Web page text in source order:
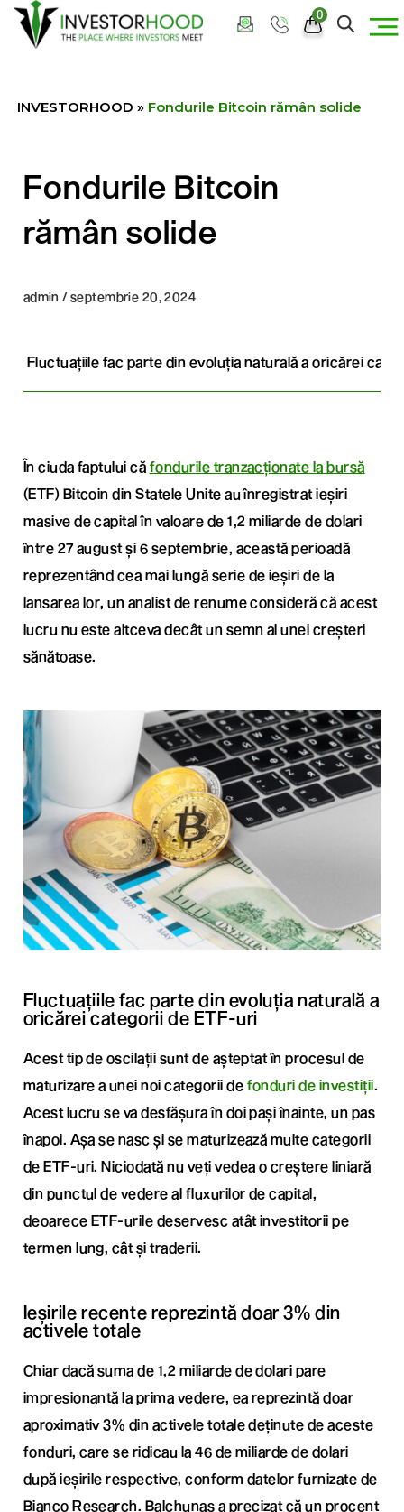
0
INVESTORHOOD » Fondurile Bitcoin rămân solide
Fondurile Bitcoin
rămân solide
admin / septembrie 20, 2024
Fluctuațiile fac parte din evoluția naturală a oricărei
În ciuda faptului că fondurile tranzacționate la bursă
(ETF) Bitcoin din Statele Unite au înregistrat ieșiri
masive de capital în valoare de 1,2 miliarde de dolari
între 27 august și 6 septembrie, această perioadă
reprezentând cea mai lungă serie de ieșiri de la
lansarea lor, un analist de renume consideră că acest
lucru nu este altceva decât un semn al unei creșteri
sănătoase.
Fluctuațiile fac parte din evoluția naturală a
oricărei categorii de ETF-uri
Acest tip de oscilații sunt de așteptat în procesul de
maturizare a unei noi categorii de fonduri de investiții.
Acest lucru se va desfășura în doi pași înainte, un pas
înapoi. Așa se nasc și se maturizează multe categorii
de ETF-uri. Niciodată nu veți vedea o creștere liniară
din punctul de vedere al fluxurilor de capital,
deoarece ETF-urile deservesc atât investitorii pe
termen lung, cât și traderii.
Ieșirile recente reprezintă doar 3% din
activele totale
Chiar dacă suma de 1,2 miliarde de dolari pare
impresionantă la prima vedere, ea reprezintă doar
aproximativ 3% din activele totale deținute de aceste
fonduri, care se ridicau la 46 de miliarde de dolari
după ieșirile respective, conform datelor furnizate de
Bianco Research. Balchunas a precizat că un procent